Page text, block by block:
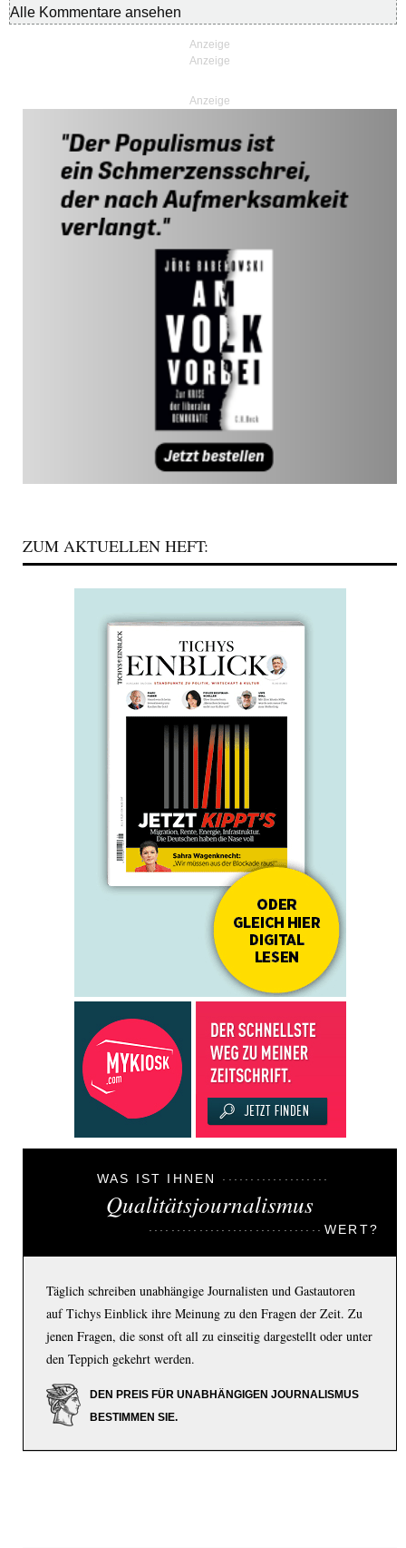
Alle Kommentare ansehen
Anzeige
ZUM AKTUELLEN HEFT:
WAS IST IHNEN
Qualitätsjournalismus
WERT?
Täglich schreiben unabhängige Journalisten und Gastautoren
auf Tichys Einblick ihre Meinung zu den Fragen der Zeit. Zu
jenen Fragen, die sonst oft all zu einseitig dargestellt oder unter
den Teppich gekehrt werden.
DEN PREIS FÜR UNABHÄNGIGEN JOURNALISMUS
BESTIMMEN SIE.